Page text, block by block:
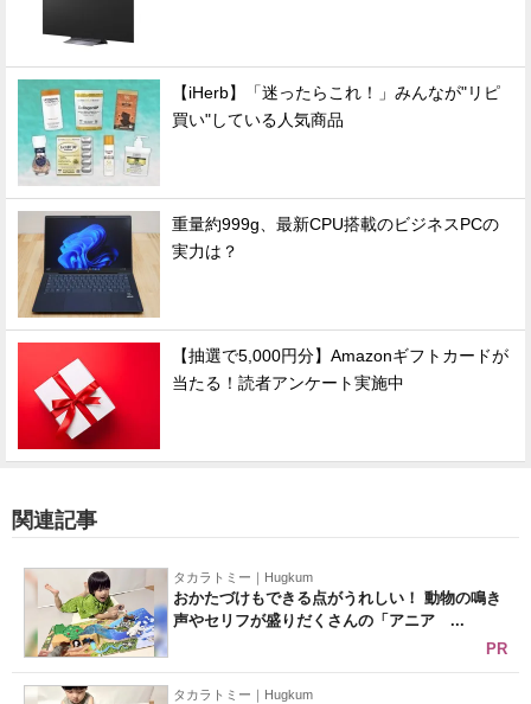
【iHerb】「迷ったらこれ！」みんなが"リピ
買い"している人気商品
重量約999g、最新CPU搭載のビジネスPCの
実力は？
【抽選で5,000円分】Amazonギフトカードが
当たる！読者アンケート実施中
関連記事
タカラトミー｜Hugkum
おかたづけもできる点がうれしい！ 動物の鳴き
声やセリフが盛りだくさんの「アニア ...
PR
タカラトミー｜Hugkum